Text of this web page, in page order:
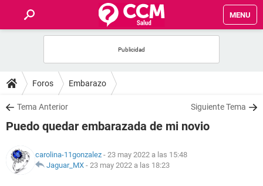
MENU
FOROS
SALUD
NUTRICIÓN
Foros Embarazo
Tema Anterior Siguiente Tema
Puedo quedar embarazada de mi novio
carolina-11gonzalez - 23 may 2022 a las 15:48
Jaguar_MX - 23 may 2022 a las 18:23